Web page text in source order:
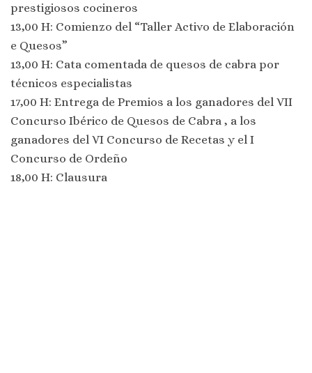
prestigiosos cocineros
13,00 H: Comienzo del “Taller Activo de Elaboración
e Quesos”
13,00 H: Cata comentada de quesos de cabra por
técnicos especialistas
17,00 H: Entrega de Premios a los ganadores del VII
Concurso Ibérico de Quesos de Cabra , a los
ganadores del VI Concurso de Recetas y el I
Concurso de Ordeño
18,00 H: Clausura